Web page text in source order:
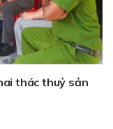
thác thuỷ sản